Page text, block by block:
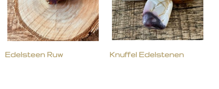
Edelsteen Ruw Knuffel Edelstenen